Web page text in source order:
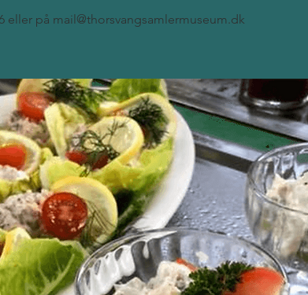
eller på mail@thorsvangsamlermuseum.dk